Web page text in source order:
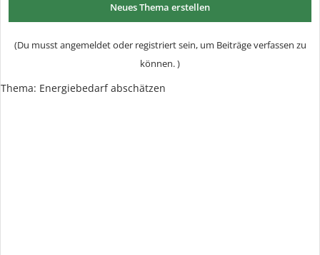
Neues Thema erstellen
(Du musst angemeldet oder registriert sein, um Beiträge verfassen zu
können. )
Thema: Energiebedarf abschätzen